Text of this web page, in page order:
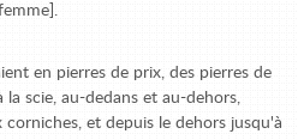
en pierres de prix, des pierres de
la scie, au-dedans et au-dehors,
et depuis le dehors jusqu'à